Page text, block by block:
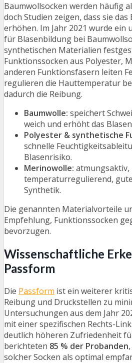
Baumwollsocken werden häufig
doch Studien zeigen, dass sie
erhöhen. Im Jahr 2021 wurde ein
für Blasenbildung bei
synthetischen Materialien
Funktionssocken aus Polyester,
anderen Funktionsfasern leiten
regulieren die Hauttemperatur
dadurch die Reibung.
Baumwolle: speichert
weich und erhöht das
Polyester & synthetische
schnelle
Blasenrisiko.
Merinowolle: atmungsaktiv,
temperaturregulierend,
Synthetik.
Die genannten Materialvorteile
Empfehlung, Funktionssocken
bevorzugen.
Wissenschaftliche
Passform
Die Passform ist ein weiterer
Reibung und Druckstellen zu
Untersuchungen aus dem Jahr
mit einer spezifischen Rechts-
deutlich höheren Zufriedenheit
berichteten 85 % der Probanden
solcher Socken als optimal